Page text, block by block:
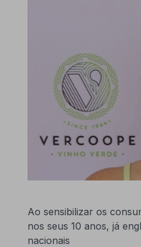
Ao sensibilizar os
nos seus 10 anos, já
nacionais